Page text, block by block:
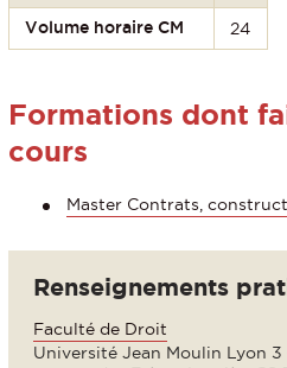
Volume horaire CM 24
Formations dont
cours
Master Contrats,
Renseignements
Faculté de Droit
Université Jean Moulin Lyon